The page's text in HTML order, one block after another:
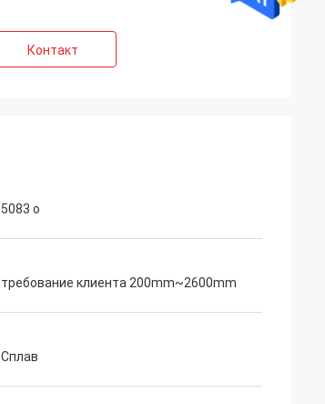
Контакт
5083 o
требование клиента 200mm~2600mm
Сплав